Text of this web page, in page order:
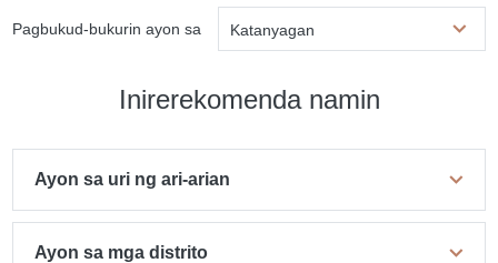
Pagbukud-bukurin ayon sa Katanyagan
Inirerekomenda namin
Ayon sa uri ng ari-arian
Ayon sa mga distrito